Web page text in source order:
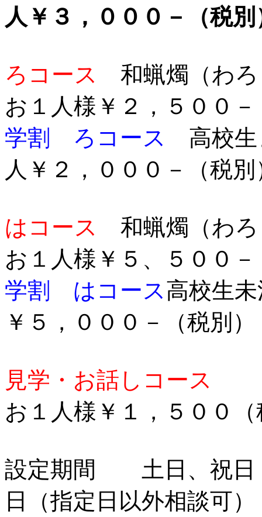
人￥３，０００－（税別
ろコース
和蝋燭（わ
お１人様￥２，５００
学割 ろコース
高校生
人￥２，０００－（税別
はコース
和蝋燭（わ
お１人様￥５、
学割 はコース高校生
￥５，０００－（税別
見学・お話しコース
お１人様￥１，５０
設定期間 土日、祝日
日（指定日以外相談可）